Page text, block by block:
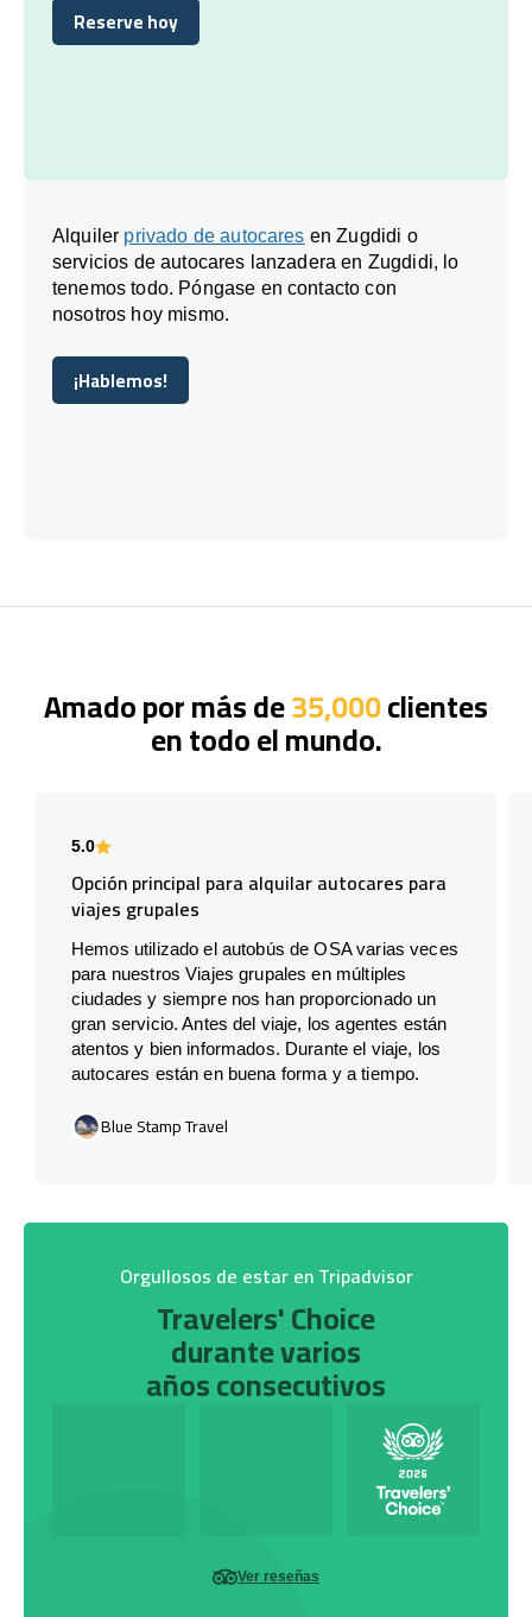
Reserve hoy
Reserve hoy
Alquiler privado de autocares en Zugdidi o
servicios de autocares lanzadera en Zugdidi, lo
tenemos todo. Póngase en contacto con
nosotros hoy mismo.
¡Hablemos!
¡Hablemos!
Amado por más de35,000clientes
en todo el mundo.
5.0
Opción principal para alquilar autocares para
viajes grupales
Hemos utilizado el autobús de OSA varias veces
para nuestros Viajes grupales en múltiples
ciudades y siempre nos han proporcionado un
gran servicio. Antes del viaje, los agentes están
atentos y bien informados. Durante el viaje, los
autocares están en buena forma y a tiempo.
Blue Stamp Travel
Orgullosos de estar en Tripadvisor
Travelers' Choice
durante varios
años consecutivos
Ver reseñas